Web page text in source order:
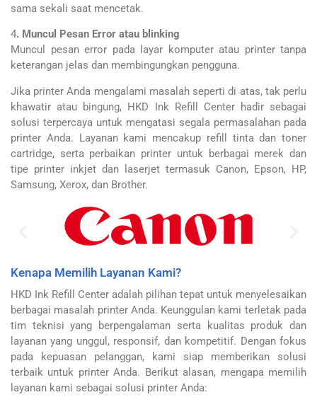
sama sekali saat mencetak.
4. Muncul Pesan Error atau blinking
Muncul pesan error pada layar komputer atau printer tanpa
keterangan jelas dan membingungkan pengguna.
Jika printer Anda mengalami masalah seperti di atas, tak perlu
khawatir atau bingung, HKD Ink Refill Center hadir sebagai
solusi terpercaya untuk mengatasi segala permasalahan pada
printer Anda. Layanan kami mencakup refill tinta dan toner
cartridge, serta perbaikan printer untuk berbagai merek dan
tipe printer inkjet dan laserjet termasuk Canon, Epson, HP,
Samsung, Xerox, dan Brother.
Kenapa Memilih Layanan Kami?
HKD Ink Refill Center adalah pilihan tepat untuk menyelesaikan
berbagai masalah printer Anda. Keunggulan kami terletak pada
tim teknisi yang berpengalaman serta kualitas produk dan
layanan yang unggul, responsif, dan kompetitif. Dengan fokus
pada kepuasan pelanggan, kami siap memberikan solusi
terbaik untuk printer Anda. Berikut alasan, mengapa memilih
layanan kami sebagai solusi printer Anda: